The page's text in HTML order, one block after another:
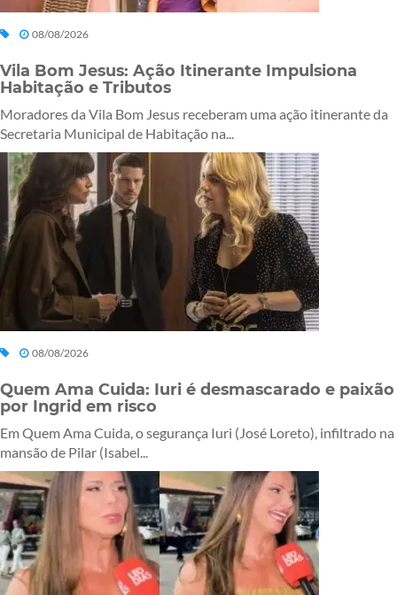
08/08/2026
Vila Bom Jesus: Ação Itinerante Impulsiona
Habitação e Tributos
Moradores da Vila Bom Jesus receberam uma ação itinerante da
Secretaria Municipal de Habitação na...
08/08/2026
Quem Ama Cuida: Iuri é desmascarado e paixão
por Ingrid em risco
Em Quem Ama Cuida, o segurança Iuri (José Loreto), infiltrado na
mansão de Pilar (Isabel...